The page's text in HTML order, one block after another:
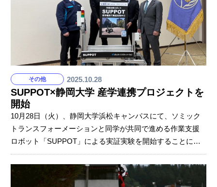
品を購入することは、障がいのある方々の間接支援にもつ
ながります。 「ヤー！」「パワー！」元気な声が響き渡っ
その他 2025.10.28
SUPPOT×静岡大学 産学連携プロジェクトを
開始
10月28日（火）、静岡大学浜松キャンパスにて、ソミック
トランスフォーメーションと同学が共同で進める作業支援
ロボット「SUPPOT」による実証実験を開始することにつ
いての記者会見を実施しました。 今回の実証実験は、キャ
ンパス内物流の自動化を通じて学生の実践的な学びの機会
を創出し、学内DXや地域産学連携の強化を目指すもので